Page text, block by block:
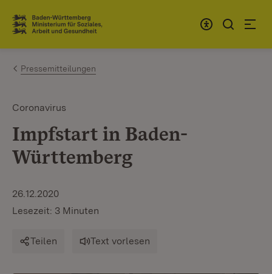
Zum Inhalt springen
Link zur Startseite
Pressemitteilungen
Coronavirus
Impfstart in Baden-
Württemberg
26.12.2020
Lesezeit: 3 Minuten
Teilen Text vorlesen